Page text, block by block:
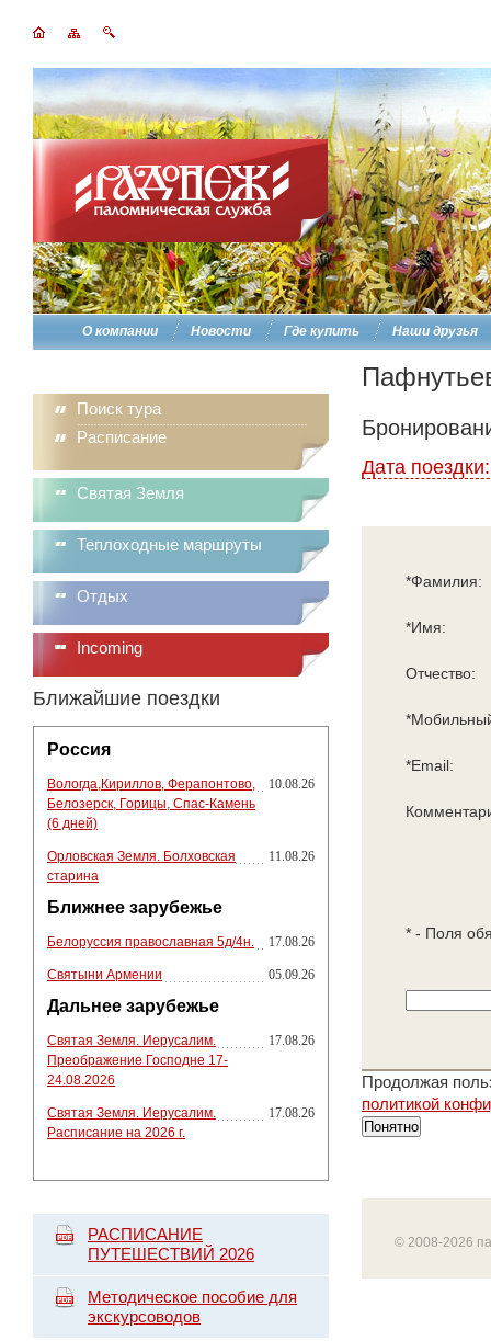
О компании Новости Где купить Наши друзья
Поиск тура
Расписание
Святая Земля
Теплоходные маршруты
Отдых
Incoming
Ближайшие поездки
Россия
Вологда,Кириллов, Ферапонтово,
Белозерск, Горицы, Спас-Камень
(6 дней)
10.08.26
Орловская Земля. Болховская
старина
11.08.26
Ближнее зарубежье
Белоруссия православная 5д/4н. 17.08.26
Святыни Армении 05.09.26
Дальнее зарубежье
Святая Земля. Иерусалим.
Преображение Господне 17-
24.08.2026
17.08.26
Святая Земля. Иерусалим.
Расписание на 2026 г.
17.08.26
РАСПИСАНИЕ
ПУТЕШЕСТВИЙ 2026
Методическое пособие для
экскурсоводов
Дата
*Фамилия:
*Имя:
Отчество:
*Email:
* - Поля
Продолжая
политикой
Понятно
© 2008-2026